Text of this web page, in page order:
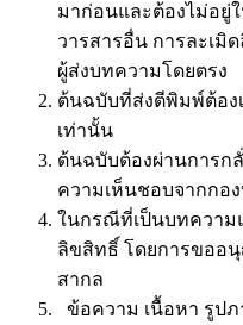
มาก่อนและต้องไม่อยู่
วารสารอื่น การละเมิ
ผู้ส่งบทความโดยตรง
ต้นฉบับที่ส่งตีพิมพ์ต้อง
เท่านั้น
ต้นฉบับต้องผ่านการก
ความเห็นชอบจากกอ
ในกรณีที่เป็นบทความ
ลิขสิทธิ์ โดยการขออ
สากล
ข้อความ เนื้อหา รูป